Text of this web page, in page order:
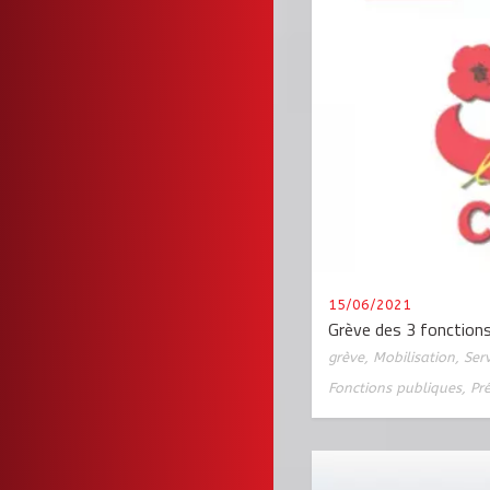
15/06/2021
Grève des 3
grève, Mobilisation,
Fonctions publiques,